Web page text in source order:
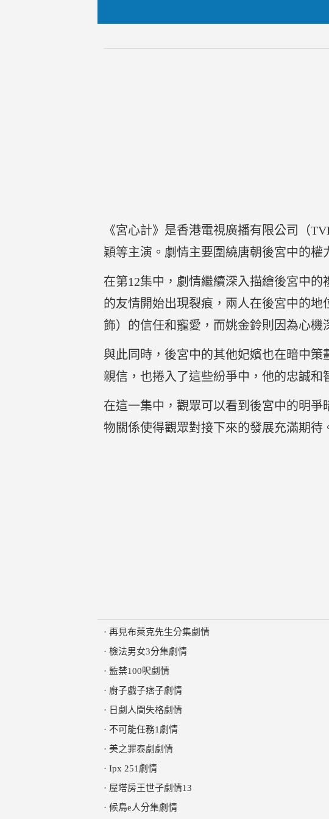
《宮心計》是香港電視廣播有限公司（
穎等主演。劇情主要圍繞唐朝後宮中的權
在第12集中，劇情繼續深入描繪後宮中
的友情開始出現裂痕，兩人在後宮中的
飾）的信任和寵愛，而姚金鈴則因為心機
與此同時，後宮中的其他妃嬪也在暗中
親信，也捲入了這些紛爭中，他的忠誠和
在這一集中，觀眾可以看到後宮中的明
物關係使得觀眾對接下來的發展充滿期待
· 再見布萊克先生分集劇情
· 檢法男女3分集劇情
· 監禁100呎劇情
· 廚子戲子痞子劇情
· 日劇人間失格劇情
· 不可能任務1劇情
· 美之罪泰劇劇情
· Ipx 251劇情
· 屋塔房王世子劇情13
· 候鳥e人分集劇情